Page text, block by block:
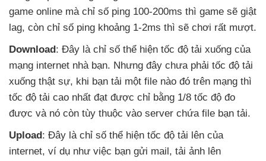
game online mà chỉ số ping 100-200ms thì game sẽ giật
lag, còn chỉ số ping khoảng 1-2ms thì sẽ chơi rất mượt.
Download : Đây là chỉ số thể hiện tốc độ tải xuống của
mạng internet nhà bạn. Nhưng đây chưa phải tốc độ tải
xuống thật sự, khi bạn tải một file nào đó trên mạng thì
tốc độ tải cao nhất đạt được chỉ bằng 1/8 tốc độ đo
được và nó còn tùy thuộc vào server chứa file bạn tải.
Upload : Đây là chỉ số thể hiện tốc độ tải lên của
internet, ví dụ như việc bạn gửi mail , tải ảnh lên